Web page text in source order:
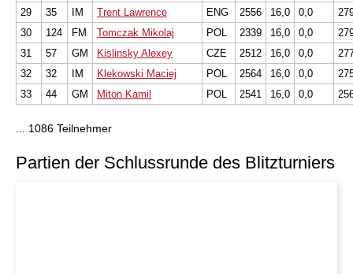
29
35 IM Trent Lawrence ENG 2556 16,0 0,0
30
124 FM Tomczak Mikolaj POL 2339 16,0 0,0
31
57 GM Kislinsky Alexey CZE 2512 16,0 0,0
32
32 IM Klekowski Maciej POL 2564 16,0 0,0
33
44 GM Miton Kamil POL 2541 16,0 0,0
... 1086 Teilnehmer
Partien der Schlussrunde des Blitzturniers